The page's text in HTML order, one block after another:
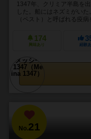
1347年、クリミア半島を
した。船にはネズミがい
（ペスト）と呼ばれる疫
174
興味あり 経験あ
No.21